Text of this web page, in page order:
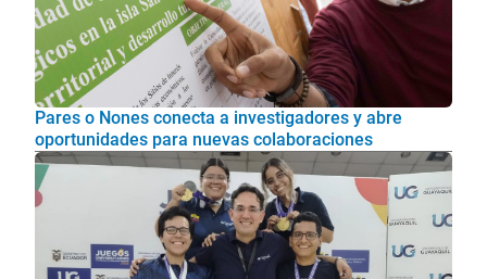
Pares o Nones conecta a investigadores y abre
oportunidades para nuevas colaboraciones